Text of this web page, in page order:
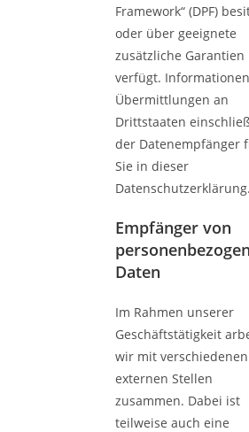
Framework“ (DPF)
oder über geeignete
zusätzliche Garantien
verfügt.
Übermittlungen an
Drittstaaten
der Datenempfänger
Sie in dieser
Datenschutzerklärung.
Empfänger von
Daten
Im Rahmen unserer
Geschäftstätigkeit
wir mit verschiedenen
externen Stellen
zusammen. Dabei ist
teilweise auch eine